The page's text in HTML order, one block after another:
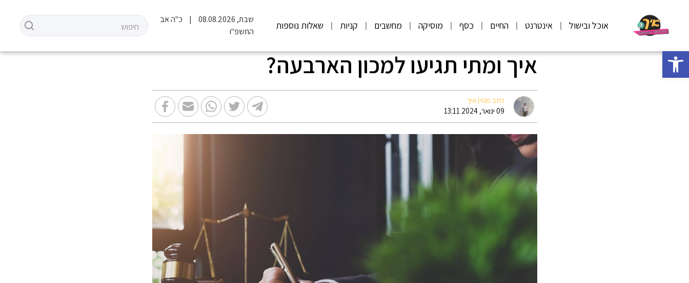
פתח סרגל נגישות
אוכל ובישול אינטרנט החיים כסף מוסיקה מחשבים קניות שאלות נוספות
שבת, 08.08.2026
כ"ה אב
התשפ"ו
איך ומתי תגיעו למכון הארבעה?
כתב מגזין איך
09 ינואר, 2024 13:11